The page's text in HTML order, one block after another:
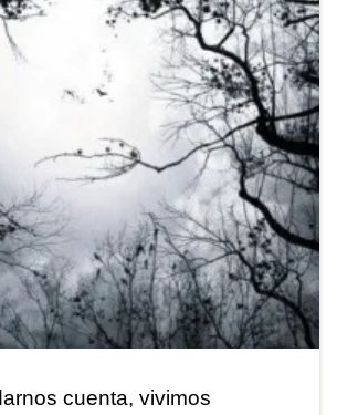
cuenta, vivimos